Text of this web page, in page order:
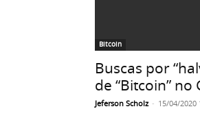
Bitcoin
Buscas por
de “Bitcoin” no
Jeferson Scholz - 15/04/2020